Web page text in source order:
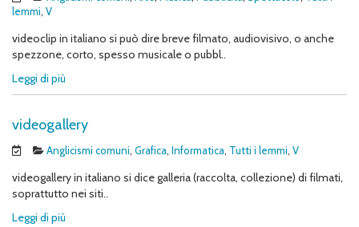
lemmi, V
videoclip in italiano si può dire breve filmato, audiovisivo, o anche
spezzone, corto, spesso musicale o pubbl..
Leggi di più
videogallery
Anglicismi comuni, Grafica, Informatica, Tutti i lemmi, V
videogallery in italiano si dice galleria (raccolta, collezione) di filmati,
soprattutto nei siti..
Leggi di più